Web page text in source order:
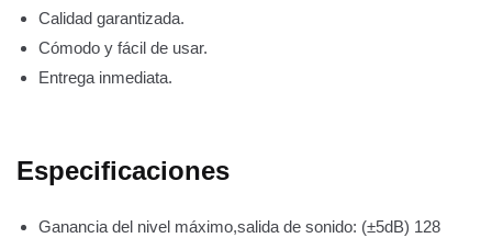
Calidad garantizada.
Cómodo y fácil de usar.
Entrega inmediata.
Especificaciones
Ganancia del nivel máximo,salida de sonido: (±5dB) 128